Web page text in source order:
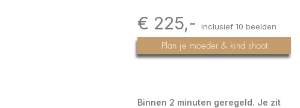
Plan je moeder & kind shoot
€ 225,- inclusief 10 beelden
Binnen 2 minuten geregeld. Je zit